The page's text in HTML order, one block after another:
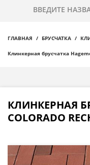
ГЛАВНАЯ БРУСЧАТКА
Клинкерная брусчатка
КЛИНКЕРНАЯ
COLORADO